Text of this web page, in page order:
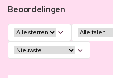
Beoordelingen